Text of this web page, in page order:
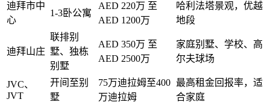
迪拜市中
心
1-3卧公寓
AED 220万 至
AED 1200万
哈利法塔景观，优越
地段
迪拜山庄
联排别
墅、独栋
别墅
AED 350万 至
AED 2500万
家庭别墅、学校、高
尔夫球场
JVC、
JVT
开间至别
墅
75万迪拉姆至400
万迪拉姆
最高租金回报率，适
合家庭